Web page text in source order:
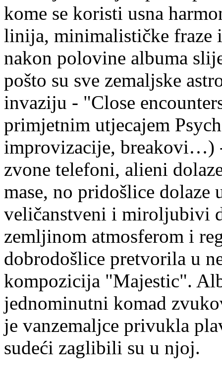
kome se koristi usna
linija, minimalističke fraze
nakon polovine albuma
pošto su sve zemaljske
invaziju - "Close
primjetnim utjecajem
improvizacije, breakovi…)
zvone telefoni, alieni
mase, no pridošlice dolaze
veličanstveni i miroljubivi
zemljinom atmosferom i
dobrodošlice pretvorila u
kompozicija "Majestic".
jednominutni komad
je vanzemaljce privukla
sudeći zaglibili su u njoj.